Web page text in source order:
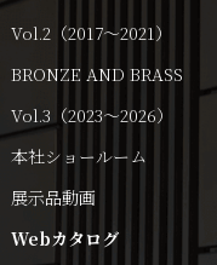
Vol.2（2017～2021）
BRONZE AND BRASS
Vol.3（2023～2026）
本社ショールーム
展示品動画
Webカタログ